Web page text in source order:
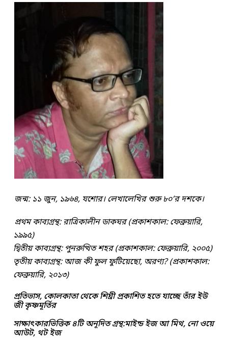
জন্ম: ১১ জুন, ১৯৬৪, যশোর। লেখালেখির শুরু ৮০’র দশকে।
প্রথম কাব্যগ্রন্থ: রাত্রিকালীন ডাকঘর (প্রকাশকাল: ফেব্রুয়ারি,
১৯৯৫)
দ্বিতীয় কাব্যগ্রন্থ: পুনরুত্থিত শহর (প্রকাশকাল: ফেব্রুয়ারি, ২০০৫)
তৃতীয় কাব্যগ্রন্থ: আজ কী ফুল ফুটিয়েছো, অরণ্য? (প্রকাশকাল:
ফেব্রুয়ারি, ২০১৩)
প্রতিভাস, কোলকাতা থেকে শিঘ্রী প্রকাশিত হতে যাচ্ছে তাঁর ইউ
জী কৃষ্ণমূর্তির
সাক্ষাৎকারভিত্তিক ৪টি অনূদিত গ্রন্থ:মাইন্ড ইজ আ মিথ, নো ওয়ে
আউট, থট ইজ